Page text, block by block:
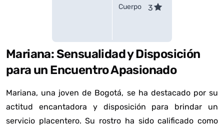
Cuerpo 3
Mariana: Sensualidad y Disposición
para un Encuentro Apasionado
Mariana, una joven de Bogotá, se ha destacado por su
actitud encantadora y disposición para brindar un
servicio placentero. Su rostro ha sido calificado como